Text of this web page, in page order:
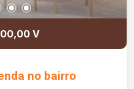
V
no bairro